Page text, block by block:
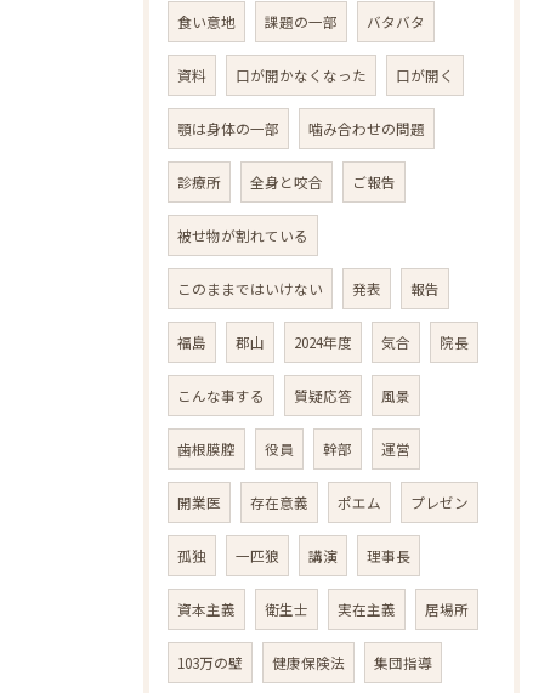
食い意地 課題の一部 バタバタ
資料 口が開かなくなった 口が開く
顎は身体の一部 噛み合わせの問題
診療所 全身と咬合 ご報告
被せ物が割れている
このままではいけない 発表 報告
福島 郡山 2024年度 気合 院長
こんな事する 質疑応答 風景
歯根膜腔 役員 幹部 運営
開業医 存在意義 ポエム プレゼン
孤独 一匹狼 講演 理事長
資本主義 衛生士 実在主義 居場所
103万の壁 健康保険法 集団指導